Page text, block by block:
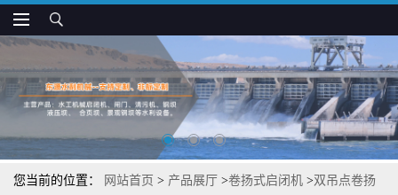
您当前的位置： 网站首页 > 产品展厅 >卷扬式启闭机 >双吊点卷扬